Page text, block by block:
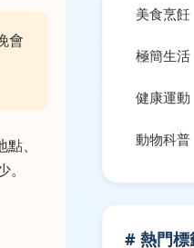
會
、
美食烹飪
極簡生活
健康運動
動物科普
# 熱門標